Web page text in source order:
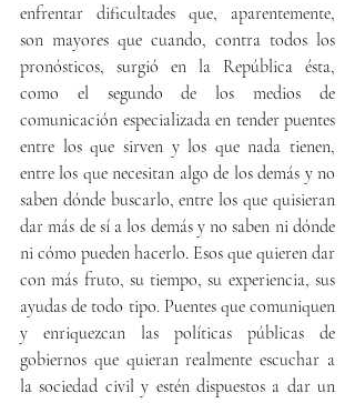
enfrentar dificultades que, aparentemente,
son mayores que cuando, contra todos los
pronósticos, surgió en la República ésta,
como el segundo de los medios de
comunicación especializada en tender puentes
entre los que sirven y los que nada tienen,
entre los que necesitan algo de los demás y no
saben dónde buscarlo, entre los que quisieran
dar más de sí a los demás y no saben ni dónde
ni cómo pueden hacerlo. Esos que quieren dar
con más fruto, su tiempo, su experiencia, sus
ayudas de todo tipo. Puentes que comuniquen
y enriquezcan las políticas públicas de
gobiernos que quieran realmente escuchar a
la sociedad civil y estén dispuestos a dar un